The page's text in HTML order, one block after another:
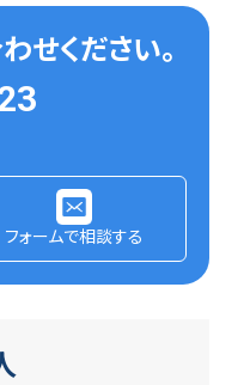
せください。
フォームで相談する